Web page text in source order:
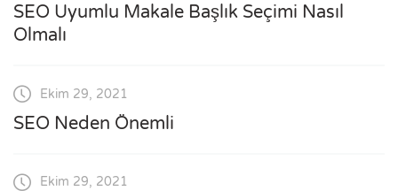
SEO Uyumlu Makale Başlık Seçimi Nasıl
Olmalı
Ekim 29, 2021
SEO Neden Önemli
Ekim 29, 2021